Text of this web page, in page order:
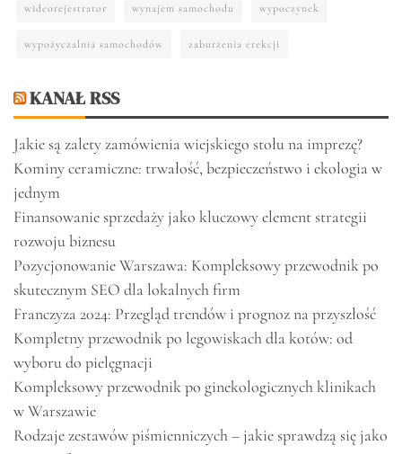
wideorejestrator wynajem samochodu wypoczynek
wypożyczalnia samochodów zaburzenia erekcji
KANAŁ RSS
Jakie są zalety zamówienia wiejskiego stołu na imprezę?
Kominy ceramiczne: trwałość, bezpieczeństwo i ekologia w
jednym
Finansowanie sprzedaży jako kluczowy element strategii
rozwoju biznesu
Pozycjonowanie Warszawa: Kompleksowy przewodnik po
skutecznym SEO dla lokalnych firm
Franczyza 2024: Przegląd trendów i prognoz na przyszłość
Kompletny przewodnik po legowiskach dla kotów: od
wyboru do pielęgnacji
Kompleksowy przewodnik po ginekologicznych klinikach
w Warszawie
Rodzaje zestawów piśmienniczych – jakie sprawdzą się jako